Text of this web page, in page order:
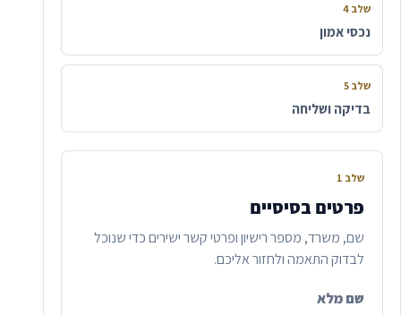
שלב 4
נכסי אמון
שלב 5
בדיקה ושליחה
שלב 1
פרטים בסיסיים
שם, משרד, מספר רישיון ופרטי קשר ישירים כדי שנוכל
לבדוק התאמה ולחזור אליכם.
שם מלא